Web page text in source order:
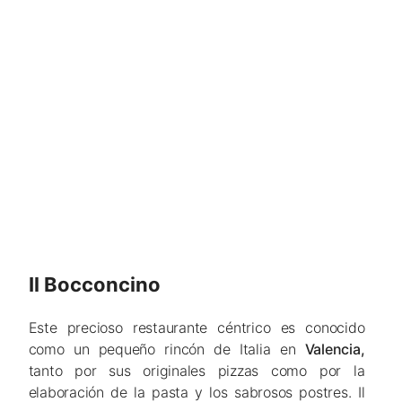
Il Bocconcino
Este precioso restaurante céntrico es conocido
como un pequeño rincón de Italia en Valencia,
tanto por sus originales pizzas como por la
elaboración de la pasta y los sabrosos postres. Il